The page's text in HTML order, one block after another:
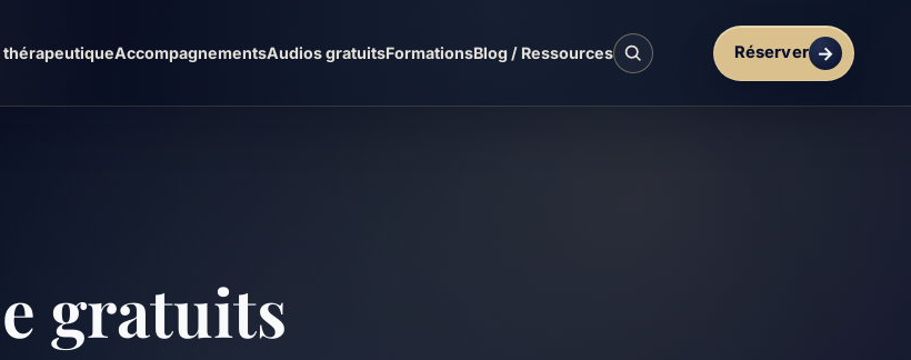
thérapeutiqueAccompagnementsAudios gratuitsFormationsBlog / Ressources Rechercher sur le siteRéserver
gratuits